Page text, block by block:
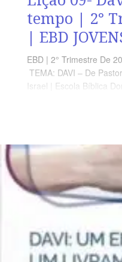
tempo | 2°
| EBD
EBD | 2° Trimestre De
TEMA: DAVI – De
Israel | Escola Bíblica
espaço de tempo no
Deus para tal missão.
1 Sm 16.13 O jovem